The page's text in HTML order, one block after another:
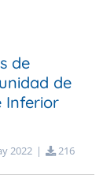
de
de
Inferior
2022 | 216